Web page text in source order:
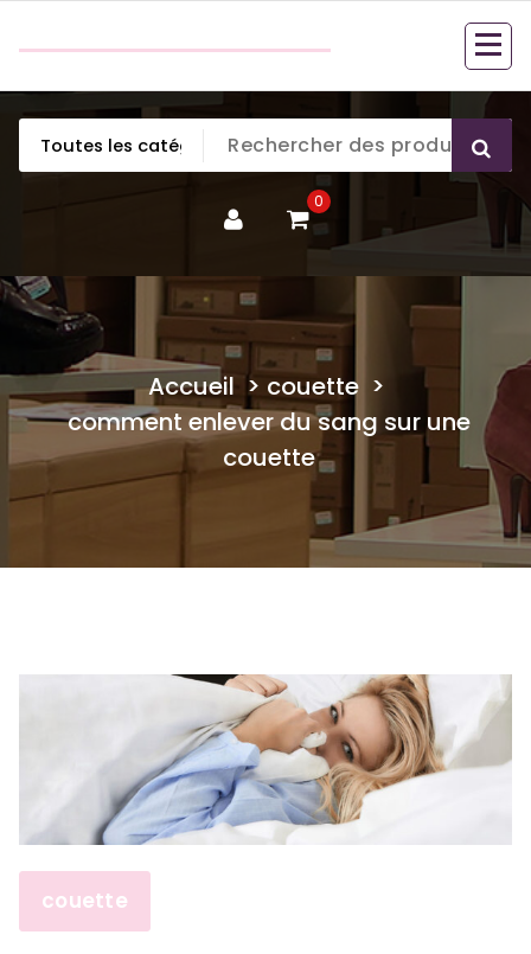
0
Accueil> couette>
comment enlever du sang sur une
couette
couette